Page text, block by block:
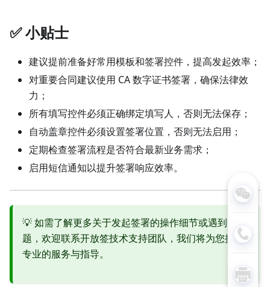
✅ 小贴士
建议提前准备好常用模板和签署控件，提高发起效率；
对重要合同建议使用 CA 数字证书签署，确保法律效
力；
所有填写控件必须正确绑定填写人，否则无法保存；
自动盖章控件必须设置签署位置，否则无法启用；
定期检查签署流程是否符合最新业务需求；
启用短信通知以提升签署响应效率。
💡 如需了解更多关于发起签署的操作细节或遇到问
题，欢迎联系开放签技术支持团队，我们将为您提供
专业的服务与指导。